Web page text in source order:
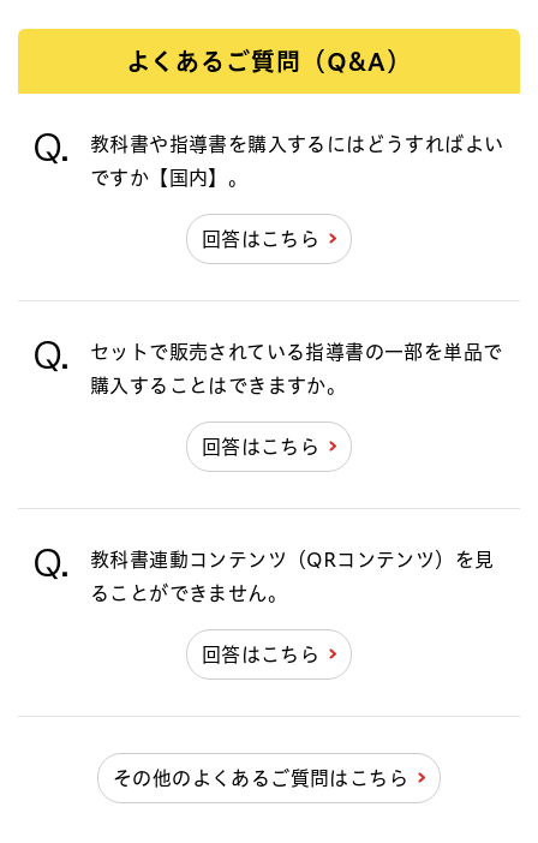
よくあるご質問（Q&A）
Q.
教科書や指導書を購入するにはどうすればよい
ですか【国内】。
回答はこちら
Q.
セットで販売されている指導書の一部を単品で
購入することはできますか。
回答はこちら
Q.
教科書連動コンテンツ（QRコンテンツ）を見
ることができません。
回答はこちら
その他のよくあるご質問はこちら